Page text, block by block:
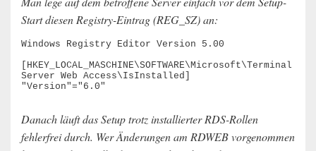
Start diesen Registry-Eintrag (REG_SZ) an:
Windows Registry Editor Version 5.00
[HKEY_LOCAL_MASCHINE\SOFTWARE\Microsoft\Terminal
Server Web Access\IsInstalled]
Danach läuft das Setup trotz installierter RDS-Rollen
fehlerfrei durch. Wer Änderungen am RDWEB vorgenommen